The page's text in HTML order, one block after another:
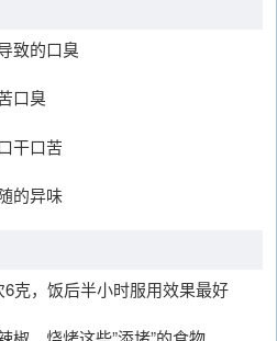
致的口臭
口臭
干口苦
的异味
克，饭后半小时服用效果最好